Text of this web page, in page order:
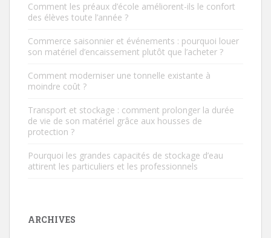
Comment les préaux d’école améliorent-ils le confort
des élèves toute l’année ?
Commerce saisonnier et événements : pourquoi louer
son matériel d’encaissement plutôt que l’acheter ?
Comment moderniser une tonnelle existante à
moindre coût ?
Transport et stockage : comment prolonger la durée
de vie de son matériel grâce aux housses de
protection ?
Pourquoi les grandes capacités de stockage d’eau
attirent les particuliers et les professionnels
ARCHIVES